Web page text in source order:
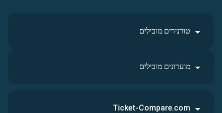
טורנירים מובילים
מועדונים מובילים
Ticket-Compare.com